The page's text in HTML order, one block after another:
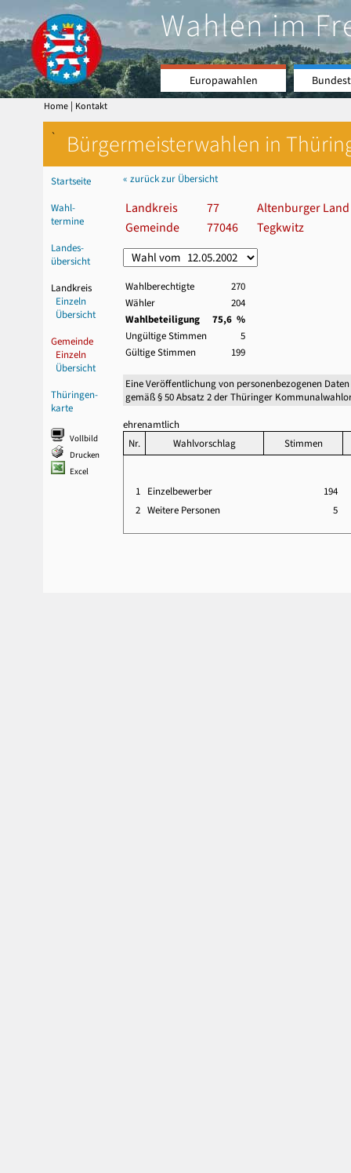
Wahlen im
Europawahlen
Home | Kontakt
` Bürgermeisterwahlen in
Startseite
Wahl-
termine
Landes-
übersicht
Landkreis
Einzeln
Übersicht
Gemeinde
Einzeln
Übersicht
Thüringen-
karte
Vollbild
Drucken
Excel
« zurück zur Übersicht
Landkreis 77
Altenburger Land
Gemeinde
77046 Tegkwitz
Wahlberechtigte
270
Wähler
204
Wahlbeteiligung
75,6 %
Ungültige Stimmen
5
Gültige Stimmen
199
Eine Veröffentlichung von personenbezogenen
gemäß § 50 Absatz 2 der Thüringer
ehrenamtlich
Nr.
Wahlvorschlag Stimmen
1 Einzelbewerber
194
2 Weitere Personen 5